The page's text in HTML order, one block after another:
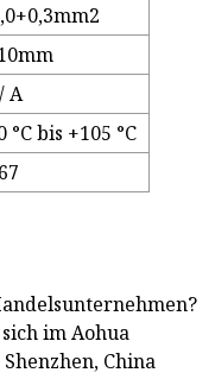
A
°C bis +105 °C
im Aohua
China